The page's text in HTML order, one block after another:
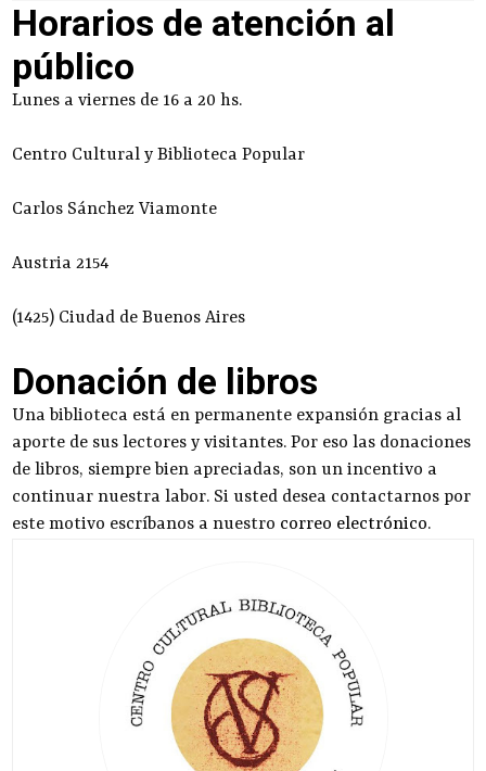
Horarios de atención al
público
Lunes a viernes de 16 a 20 hs.
Centro Cultural y Biblioteca Popular
Carlos Sánchez Viamonte
Austria 2154
(1425) Ciudad de Buenos Aires
Donación de libros
Una biblioteca está en permanente expansión gracias al
aporte de sus lectores y visitantes. Por eso las donaciones
de libros, siempre bien apreciadas, son un incentivo a
continuar nuestra labor. Si usted desea contactarnos por
este motivo escríbanos a nuestro correo electrónico.